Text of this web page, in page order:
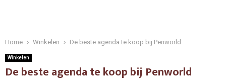
Home Winkelen De beste agenda te koop bij Penworld
Winkelen
De beste agenda te koop bij Penworld